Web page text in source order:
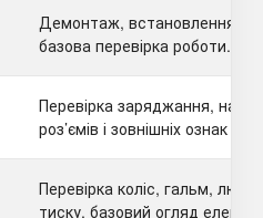
Демонтаж, встановлення,
базова перевірка роботи.
Перевірка заряджання,
роз’ємів і зовнішніх ознак
Перевірка коліс, гальм,
тиску, базовий огляд